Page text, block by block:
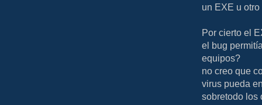
un EXE u
Por cierto el
el bug
equipos?
no creo que
virus pueda
sobretodo los